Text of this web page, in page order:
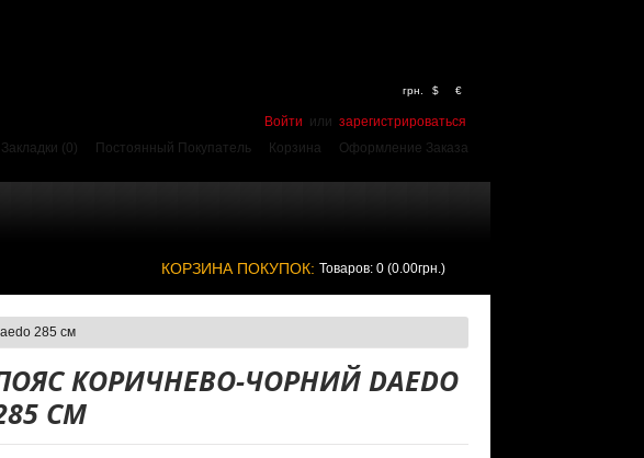
грн. $ €
Войти или зарегистрироваться
Закладки (0)
Постоянный Покупатель Корзина Оформление Заказа
КОРЗИНА ПОКУПОК: Товаров: 0 (0.00грн.)
285 см
КОРИЧНЕВО-ЧОРНИЙ DAEDO
СМ